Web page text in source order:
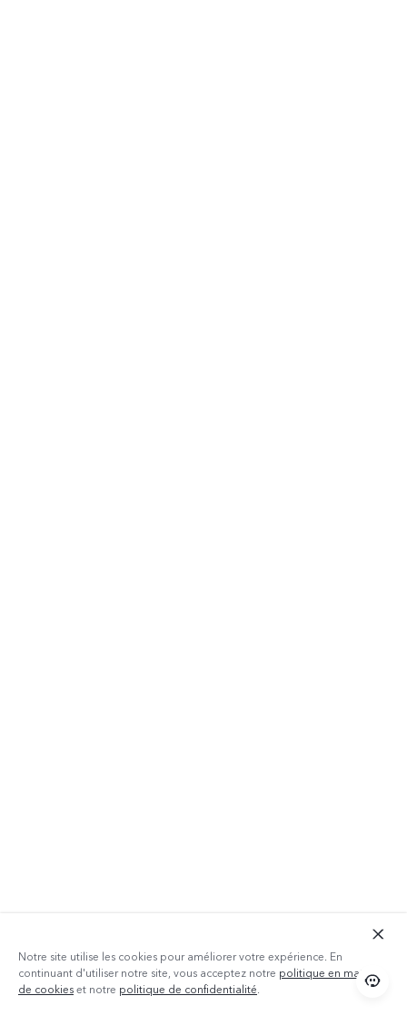
Notre site utilise les cookies pour améliorer votre expérience. En
continuant d'utiliser notre site, vous acceptez notre politique en matière
de cookieset notre politique de confidentialité.